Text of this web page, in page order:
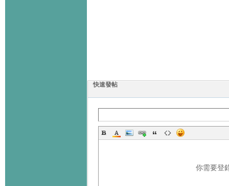
快速發帖
你需要登